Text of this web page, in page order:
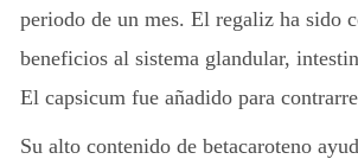
periodo de un mes. El regaliz ha sido
beneficios al sistema glandular,
El capsicum fue añadido para
Su alto contenido de betacaroteno